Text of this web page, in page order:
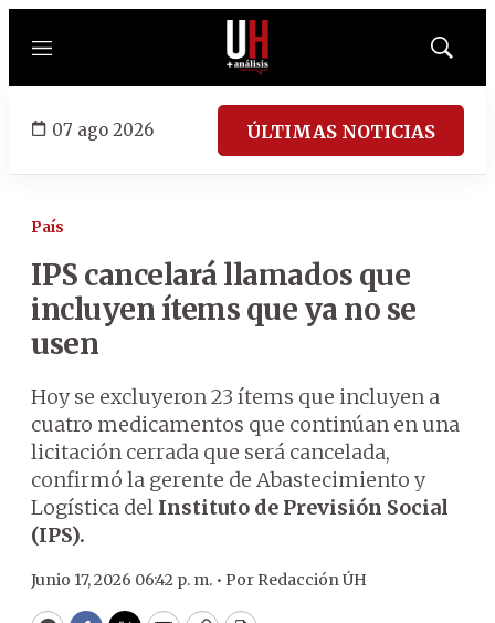
Menú
Mostrar
07 ago 2026 ÚLTIMAS NOTICIAS
País
IPS cancelará llamados que
incluyen ítems que ya no se
usen
Hoy se excluyeron 23 ítems que incluyen a
cuatro medicamentos que continúan en una
licitación cerrada que será cancelada,
confirmó la gerente de Abastecimiento y
Logística del Instituto de Previsión Social
(IPS).
Junio 17, 2026 06:42 p. m. • Por Redacción ÚH